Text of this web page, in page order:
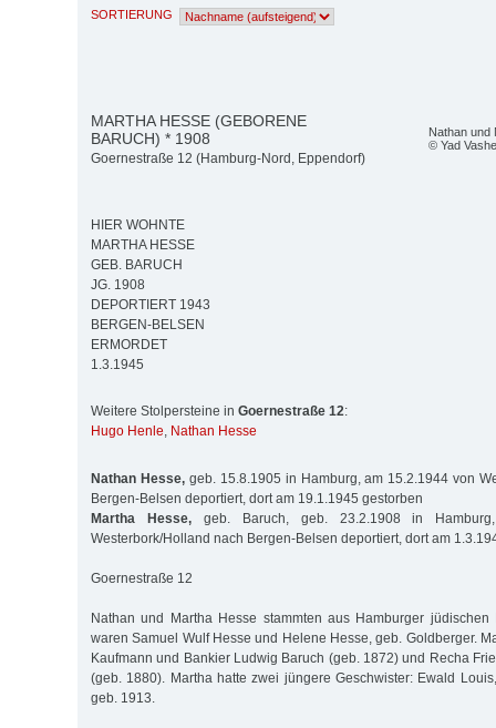
SORTIERUNG
Nathan und
© Yad
MARTHA HESSE (GEBORENE
BARUCH) * 1908
Goernestraße 12 (Hamburg-Nord, Eppendorf)
HIER WOHNTE
MARTHA HESSE
GEB. BARUCH
JG. 1908
DEPORTIERT 1943
BERGEN-BELSEN
ERMORDET
1.3.1945
Weitere Stolpersteine in Goernestraße 12:
Hugo Henle, Nathan Hesse
Nathan Hesse,geb. 15.8.1905 in Hamburg, am 15.2.1944 von
Bergen-Belsen deportiert, dort am 19.1.1945 gestorben
Martha Hesse,geb. Baruch, geb. 23.2.1908 in
Westerbork/Holland nach Bergen-Belsen deportiert, dort am
Goernestraße 12
Nathan und Martha Hesse stammten aus Hamburger jüdischen
waren Samuel Wulf Hesse und Helene Hesse, geb. Goldberger.
Kaufmann und Bankier Ludwig Baruch (geb. 1872) und Recha
(geb. 1880). Martha hatte zwei jüngere Geschwister: Ewald
geb. 1913.